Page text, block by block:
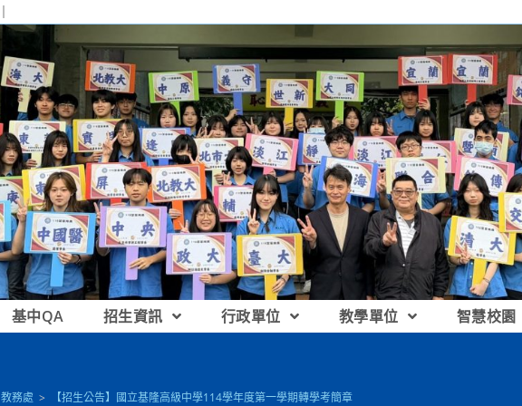
｜
基中QA 招生資訊 行政單位 教學單位 智慧校園
教務處 > 【招生公告】國立基隆高級中學114學年度第一學期轉學考簡章